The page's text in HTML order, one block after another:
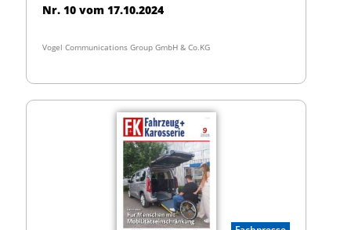
Nr. 10 vom 17.10.2024
Vogel Communications Group GmbH & Co.KG